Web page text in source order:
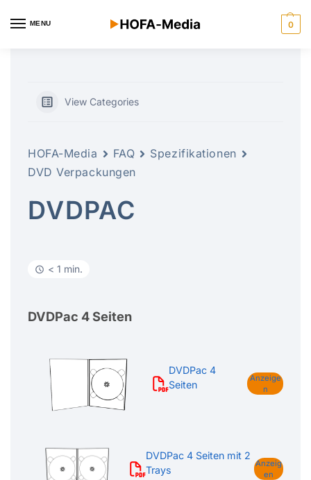
MENU 0
View Categories
HOFA-Media FAQ
Spezifikationen
DVD Verpackungen
DVDPAC
< 1 min.
DVDPac 4 Seiten
DVDPac 4
Seiten
Anzeige
n
DVDPac 4 Seiten mit 2
Trays
Anzeig
en